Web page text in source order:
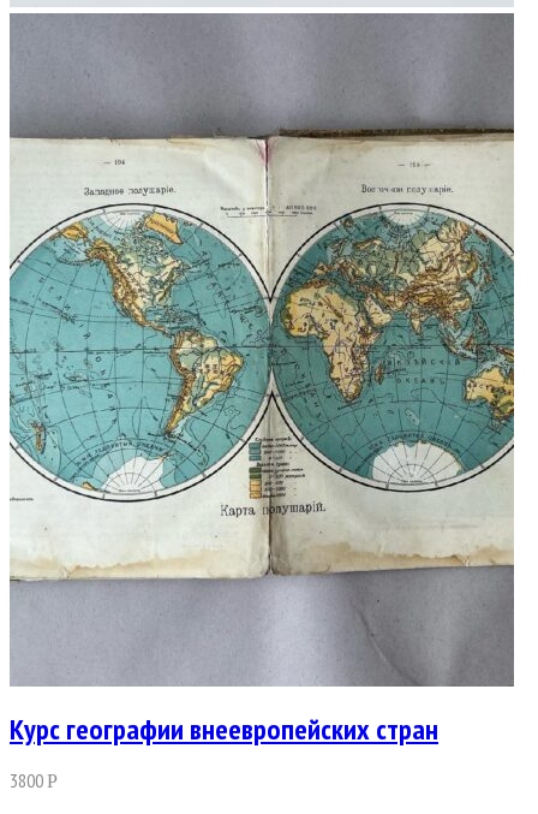
Курс географии внеевропейских стран
3800Р